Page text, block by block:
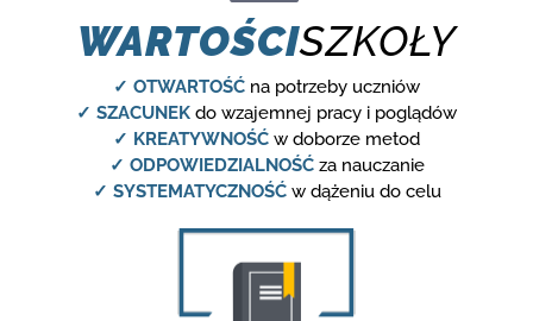
WARTOŚCISZKOŁY
✓ OTWARTOŚĆ na potrzeby uczniów
✓ SZACUNEK do wzajemnej pracy i poglądów
✓ KREATYWNOŚĆ w doborze metod
✓ ODPOWIEDZIALNOŚĆza nauczanie
✓ SYSTEMATYCZNOŚĆw dążeniu do celu